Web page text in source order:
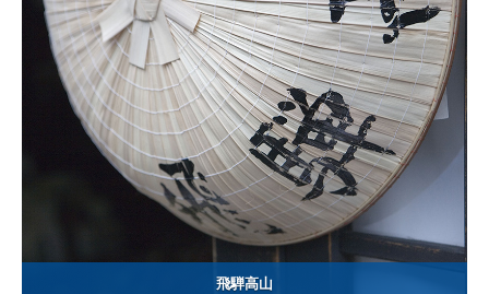
飛騨高山